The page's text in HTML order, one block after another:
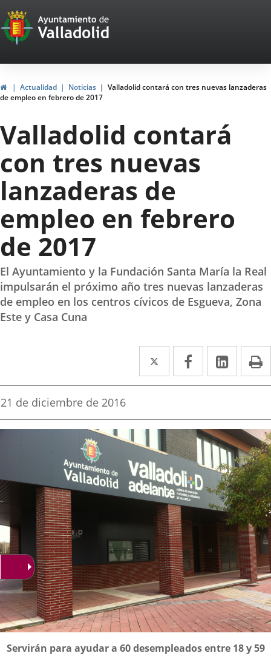
Portal
Web
del
Ayuntamiento
de
Valladolid
HomeActualidad Noticias
Valladolid contará con tres nuevas lanzaderas
de empleo en febrero de 2017
Valladolid contará
con tres nuevas
lanzaderas de
empleo en febrero
de 2017
El Ayuntamiento y la Fundación Santa María la Real
impulsarán el próximo año tres nuevas lanzaderas
de empleo en los centros cívicos de Esgueva, Zona
Este y Casa Cuna
Twitter
Enlace
a
aplicación
externa.
Facebook
Enlace
a
aplicación
externa.
Enlace
a
Fecha
la
21 de diciembre de 2016
Descripción
Servirán para ayudar a 60 desempleados entre 18 y 59